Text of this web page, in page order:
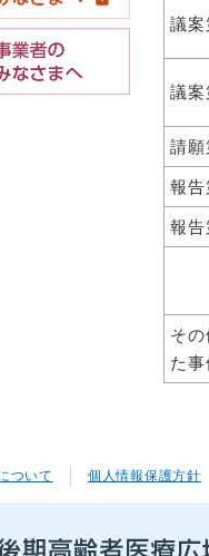
議案
議案
請願
報告
報告
その
た事
ついて 個人情報保護方針